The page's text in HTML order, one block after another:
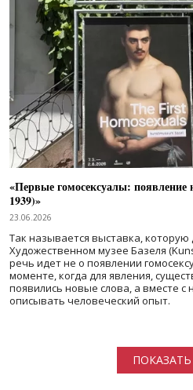
«Первые гомосексуалы: появление
1939)»
23.06.2026
Так называется выставка, которую
Художественном музее Базеля
речь идет не о появлении
моменте, когда для явления,
появились новые слова, а вместе
описывать человеческий опыт.